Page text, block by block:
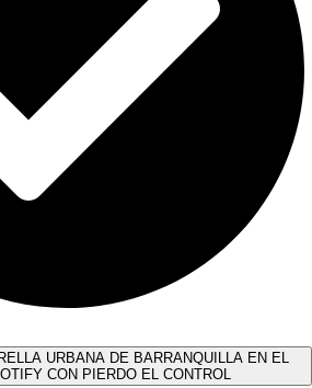
URBANA DE BARRANQUILLA EN EL
CON PIERDO EL CONTROL